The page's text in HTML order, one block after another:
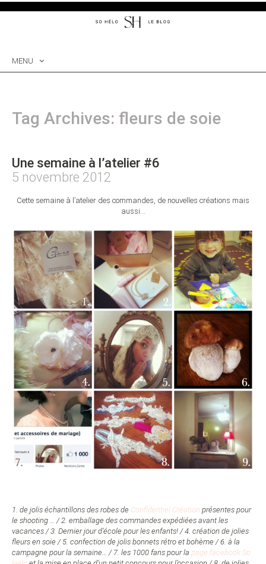
MENU
Tag Archives: fleurs de soie
Une semaine à l’atelier #6
5 novembre 2012
Cette semaine à l’atelier des commandes, de nouvelles créations mais
aussi…
1. de jolis échantillons des robes de Confidentiel Création présentes pour
le shooting … / 2. emballage des commandes expédiées avant les
vacances / 3. Dernier jour d’école pour les enfants! / 4. création de jolies
fleurs en soie / 5. confection de jolis bonnets rétro et bohème / 6. à la
campagne pour la semaine… / 7. les 1000 fans pour la page facebook So